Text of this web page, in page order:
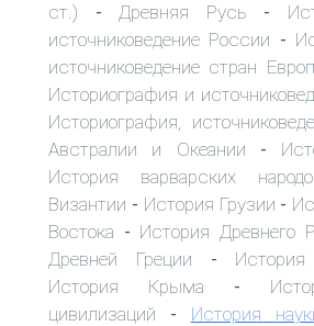
ст.) - Древняя Русь -
источниковедение России -
источниковедение стран
Историография и
Историография,
Австралии и Океании -
История варварских
Византии - История Грузии -
Востока - История Древнего
Древней Греции - История
История Крыма -
цивилизаций - История